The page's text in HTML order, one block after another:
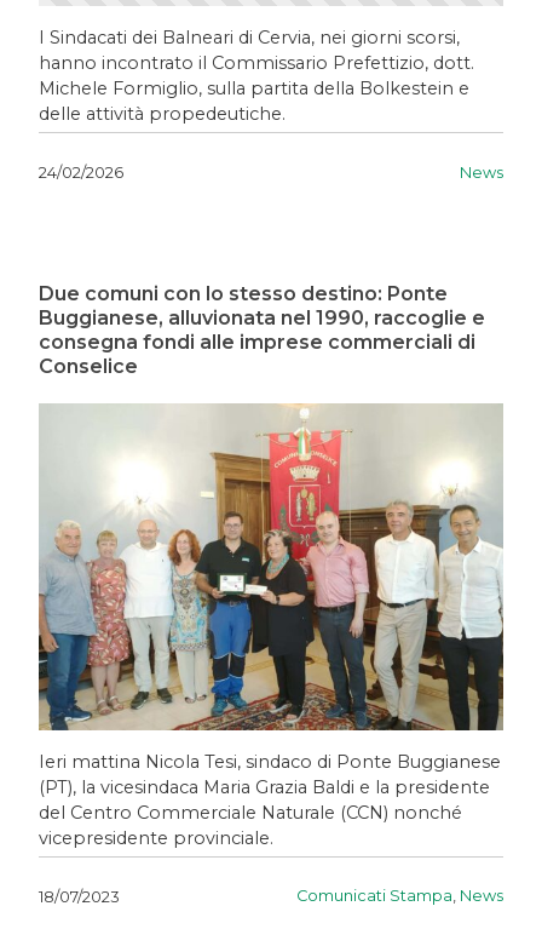
I Sindacati dei Balneari di Cervia, nei giorni scorsi,
hanno incontrato il Commissario Prefettizio, dott.
Michele Formiglio, sulla partita della Bolkestein e
delle attività propedeutiche.
24/02/2026 News
Due comuni con lo stesso destino: Ponte
Buggianese, alluvionata nel 1990, raccoglie e
consegna fondi alle imprese commerciali di
Conselice
Ieri mattina Nicola Tesi, sindaco di Ponte Buggianese
(PT), la vicesindaca Maria Grazia Baldi e la presidente
del Centro Commerciale Naturale (CCN) nonché
vicepresidente provinciale.
18/07/2023 Comunicati Stampa, News